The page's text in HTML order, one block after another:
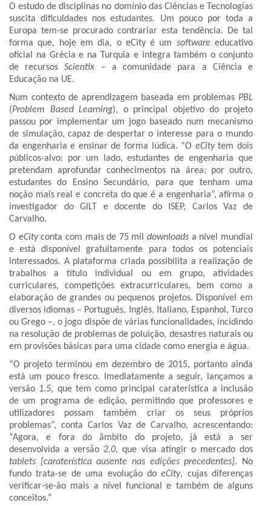
O estudo de disciplinas no domínio das Ciências e Tecnologias
suscita dificuldades nos estudantes. Um pouco por toda a
Europa tem-se procurado contrariar esta tendência. De tal
forma que, hoje em dia, o eCity é um software educativo
oficial na Grécia e na Turquia e integra também o conjunto
de recursosScientix – a comunidade para a Ciência e
Educação na UE.
Num contexto de aprendizagem baseada em problemas PBL
(Problem Based Learning), o principal objetivo do projeto
passou por implementar um jogo baseado num mecanismo
de simulação, capaz de despertar o interesse para o mundo
da engenharia e ensinar de forma lúdica. “O eCitytem dois
públicos-alvo: por um lado, estudantes de engenharia que
pretendam aprofundar conhecimentos na área; por outro,
estudantes do Ensino Secundário, para que tenham uma
noção mais real e concreta do que é a engenharia”, afirma o
investigador do GILT e docente do ISEP, Carlos Vaz de
Carvalho.
O eCityconta com mais de 75 mildownloads a nível mundial
e está disponível gratuitamente para todos os potenciais
interessados. A plataforma criada possibilita a realização de
trabalhos a título individual ou em grupo, atividades
curriculares, competições extracurriculares, bem como a
elaboração de grandes ou pequenos projetos. Disponível em
diversos idiomas – Português, Inglês, Italiano, Espanhol, Turco
ou Grego –, o jogo dispõe de várias funcionalidades, incidindo
na resolução de problemas de poluição, desastres naturais ou
em provisões básicas para uma cidade como energia e água.
“O projeto terminou em dezembro de 2015, portanto ainda
está um pouco fresco. Imediatamente a seguir, lançamos a
versão 1.5, que tem como principal caraterística a inclusão
de um programa de edição, permitindo que professores e
utilizadores possam também criar os seus próprios
problemas”, conta Carlos Vaz de Carvalho, acrescentando:
“Agora, e fora do âmbito do projeto, já está a ser
desenvolvida a versão2.0, que visa atingir o mercado dos
tablets [caraterística ausente nas edições precedentes]. No
fundo trata-se de uma evolução doeCity, cujas diferenças
verificar-se-ão mais a nível funcional e também de alguns
conceitos.”